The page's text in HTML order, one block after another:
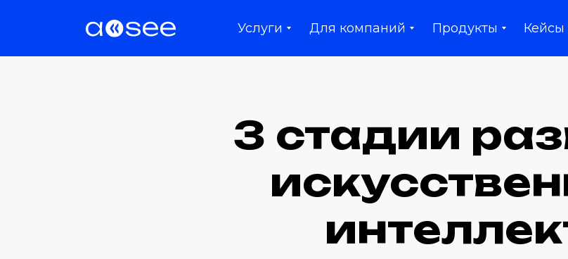
Для компаний
Услуги Продукты Кейсы
3 стадии